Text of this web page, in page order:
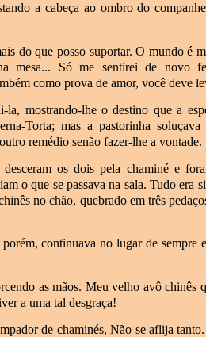
a cabeça ao ombro do
do que posso suportar. O mundo é
mesa... Só me sentirei de novo
como prova de amor, você deve
mostrando-lhe o destino que a
Torta; mas a pastorinha
remédio senão fazer-lhe a vontade.
os dois pela chaminé e
o que se passava na sala. Tudo era
no chão, quebrado em três
continuava no lugar de sempre
as mãos. Meu velho avô chinês
a uma tal desgraça!
de chaminés, Não se aflija